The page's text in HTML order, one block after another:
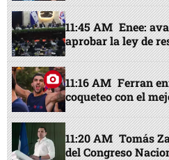
11:45 AM Enee:
aprobar la ley de
11:16 AM Ferran
coqueteo con el
11:20 AM Tomás
del Congreso